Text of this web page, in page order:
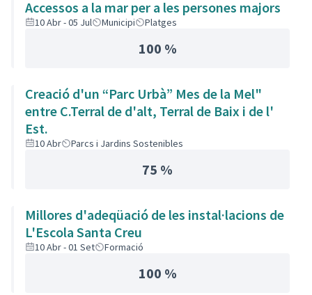
Accessos a la mar per a les persones majors
10 Abr - 05 Jul Municipi Platges
100 %
Creació d'un “Parc Urbà” Mes de la Mel"
entre C.Terral de d'alt, Terral de Baix i de l'
Est.
10 Abr Parcs i Jardins Sostenibles
75 %
Millores d'adeqüació de les instal·lacions de
L'Escola Santa Creu
10 Abr - 01 Set Formació
100 %